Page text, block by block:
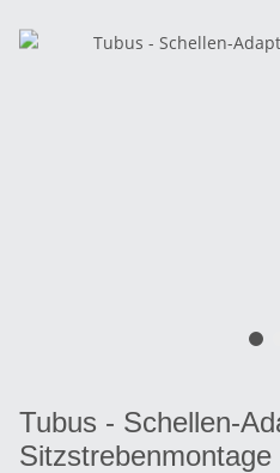
Tubus - Schellen-
Sitzstrebenmontage